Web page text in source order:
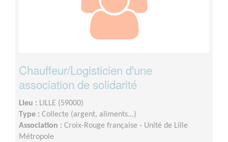
Chauffeur/Logisticien d'une
association de solidarité
Lieu : LILLE (59000)
Type : Collecte (argent, aliments...)
Association : Croix-Rouge française - Unité de Lille
Métropole